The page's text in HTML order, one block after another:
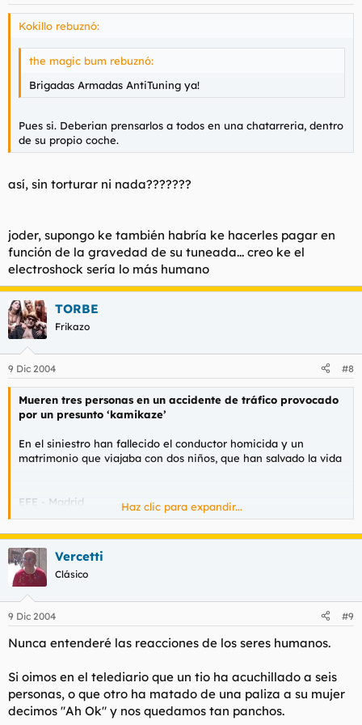
Kokillo rebuznó:
the magic bum rebuznó:
Brigadas Armadas AntiTuning ya!
Pues si. Deberian prensarlos a todos en una chatarreria, dentro
de su propio coche.
así, sin torturar ni nada???????
joder, supongo ke también habría ke hacerles pagar en
función de la gravedad de su tuneada... creo ke el
electroshock sería lo más humano
TORBE
Frikazo
9 Dic 2004 #8
Mueren tres personas en un accidente de tráfico provocado
por un presunto ‘kamikaze’
En el siniestro han fallecido el conductor homicida y un
matrimonio que viajaba con dos niños, que han salvado la vida
EFE - Madrid
ELPAIS.es - España - 09-12-2004 - 02:47
Tres personas han fallecido esta medianoche en un accidente
de tráfico provocado por un presunto kamikaze que circulaba
en sentido contrario por la carretera de Burgos, a 52 kilómetros
de Madrid, según han informado fuentes de Emergencias-112.
En el siniestro han fallecido abrasados el propio conductor
corta edad, que sufrieron heridas aunque salvaron sus vidas al
Se desconoce por el momento la identidad de los tres
fallecidos y tan solo se sabe que el presunto conductor
homicida conducía un Seat Ibiza blanco y las víctimas un
Renault Safrane. A las 23,42 horas, el servicio de emergencias
Haz clic para expandir...
Vercetti
Clásico
9 Dic 2004 #9
Nunca entenderé las reacciones de los seres humanos.
Si oimos en el telediario que un tio ha acuchillado a seis
personas, o que otro ha matado de una paliza a su mujer
decimos "Ah Ok" y nos quedamos tan panchos.